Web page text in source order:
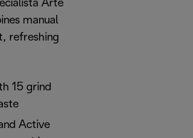
Arte
manual
refreshing
15 grind
Active